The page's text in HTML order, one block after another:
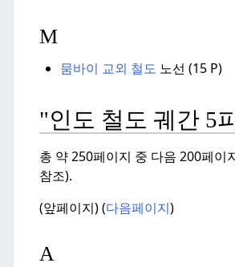
M
뭄바이 교외 철도 노선 (15P)
"인도 철도 궤간 5
총 약 250페이지 중 다음 200페이
참조).
(앞페이지) (다음페이지)
A